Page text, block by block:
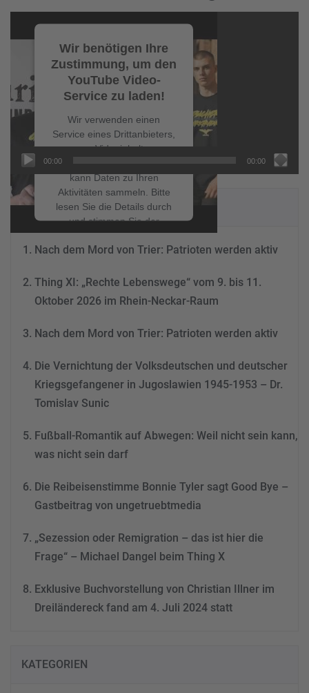
Player
Wir benötigen Ihre
Zustimmung, um den
YouTube Video-
Service zu laden!
Wir verwenden einen
Service eines Drittanbieters,
um Videoinhalte
einzubetten. Dieser Service
kann Daten zu Ihren
Aktivitäten sammeln. Bitte
lesen Sie die Details durch
und stimmen Sie der
Nutzung des Service zu, um
dieses Video anzusehen.
Mehr Informationen
Consent Management
&
00:00 00:00
NEUESTE BEITRÄGE
Nach dem Mord von Trier: Patrioten werden aktiv
Thing XI: „Rechte Lebenswege“ vom 9. bis 11.
Oktober 2026 im Rhein-Neckar-Raum
Nach dem Mord von Trier: Patrioten werden aktiv
Die Vernichtung der Volksdeutschen und deutscher
Kriegsgefangener in Jugoslawien 1945-1953 – Dr.
Tomislav Sunic
Fußball-Romantik auf Abwegen: Weil nicht sein kann,
was nicht sein darf
Die Reibeisenstimme Bonnie Tyler sagt Good Bye –
Gastbeitrag von ungetruebtmedia
„Sezession oder Remigration – das ist hier die
Frage“ – Michael Dangel beim Thing X
Exklusive Buchvorstellung von Christian Illner im
Dreiländereck fand am 4. Juli 2024 statt
KATEGORIEN